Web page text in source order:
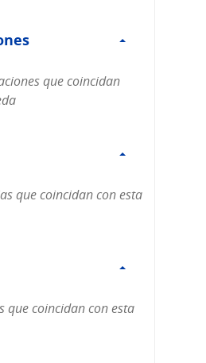
que coincidan
que coincidan con esta
que coincidan con esta